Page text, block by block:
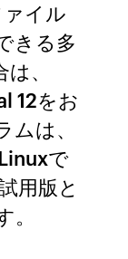
イル
きる多
、
12をお
は、
で
用版と